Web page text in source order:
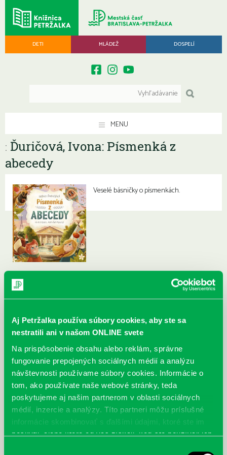
Aj Petržalka používa súbory cookies, aby ste sa
nestratili ani v našom ONLINE svete
Na prispôsobenie obsahu alebo reklám, správne
fungovanie prepojených sociálnych médií a analýzu
návštevnosti používame súbory cookies. Informácie o
tom, ako používate naše webové stránky, teda
poskytujeme aj našim partnerom v oblasti sociálnych
médií, inzercie a analýzy. Títo partneri môžu príslušné
informácie skombinovať s ďalšími údajmi, ktoré ste im
poskytli, alebo ktoré od vás získali, keď ste používali ich
DETI MLÁDEŽ DOSPELÍ
MENU
: Ďuričová, Ivona: Písmenká z
abecedy
Veselé básničky o písmenkách.